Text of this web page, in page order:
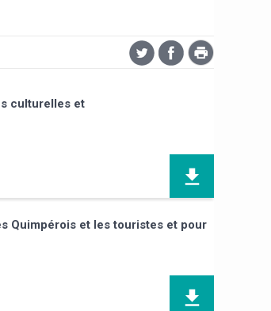
culturelles et
Quimpérois et les touristes et pour